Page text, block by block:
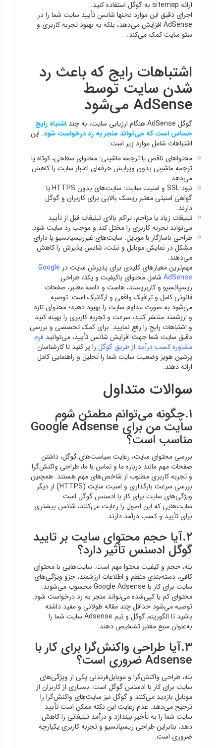
ارائه sitemap به گوگل استفاده کنید.
اجرای دقیق این موارد نه‌تنها شانس تأیید سایت شما را در
AdSense افزایش می‌دهد، بلکه به بهبود تجربه کاربری و
سئو سایت کمک می‌کند.
اشتباهات رایج که باعث رد
شدن سایت توسط
AdSense می‌شود
گوگل AdSense هنگام ارزیابی سایت، به چند
اشتباه رایج
حساس است که می‌تواند منجر به رد درخواست شود. این
اشتباهات شامل موارد زیر است:
محتواهای ناقص یا ترجمه ماشینی: محتوای سطحی، کوتاه یا
ترجمه ماشینی بدون ویرایش حرفه‌ای اعتبار سایت را کاهش
می‌دهد.
نبود SSL و امنیت سایت: سایت‌های بدون HTTPS یا
گواهی امنیتی معتبر ریسک بالایی برای کاربران و گوگل
دارند.
تبلیغات زیاد یا مزاحم: تراکم بالای تبلیغات قبل از تأیید
می‌تواند تجربه کاربری را مختل کند و موجب رد سایت شود.
طراحی ناسازگار با موبایل: سایت‌های غیرریسپانسیو یا دارای
مشکل در نمایش موبایل و تبلت، شانس پذیرش را کاهش
می‌دهند.
مهم‌ترین معیارهای کلیدی برای پذیرش سایت در Google
AdSense شامل محتوای باکیفیت و یکتا، طراحی
ریسپانسیو و کاربرپسند، هاست و دامنه معتبر، صفحات
قانونی کامل و ترافیک واقعی و ارگانیک است. توصیه
می‌شود به صورت مداوم سایت را بهبود دهید؛ محتوای تازه
و ارزشمند منتشر کنید، سرعت و تجربه کاربری را بهینه کنید
و اشتباهات رایج را رفع نمایید. برای کمک تخصصی و بررسی
دقیق سایت شما جهت افزایش شانس تأیید، می‌توانید فرم
مشاوره کسب درآمد از طریق گوگل را پر کنید تا کارشناسان
پرشین هویز وضعیت سایت شما را تحلیل و راهنمایی کامل
ارائه دهند.
سوالات متداول
۱.چگونه می‌توانم مطمئن شوم
سایت من برای Google Adsense
مناسب است؟
بررسی محتوای سایت، رعایت سیاست‌های گوگل، داشتن
صفحات مهم مانند درباره ما و تماس با ما، طراحی واکنش‌گرا
و تجربه کاربری مطلوب از شاخص‌های مهم هستند. همچنین
بررسی سرعت بارگذاری و امنیت سایت (HTTPS) از دیگر
ویژگی‌های سایت برای کار با ادسنس گوگل است.
سایت‌هایی که این اصول را رعایت می‌کنند، شانس بیشتری
برای تأیید و کسب درآمد دارند.
۲.آیا حجم محتوای سایت بر تایید
گوگل ادسنس تأثیر دارد؟
بله، حجم و کیفیت محتوا مهم است. سایت‌هایی با محتوای
کافی، دسته‌بندی منظم و اطلاعات ارزشمند، جزو ویژگی‌های
سایت برای کار با Google Adsense محسوب می‌شوند.
محتوای کم یا کپی‌شده می‌تواند منجر به رد درخواست شود.
توصیه می‌شود حداقل چند مقاله طولانی و مفید داشته
باشید تا الگوریتم گوگل و تیم Adsense سایت شما را
به‌عنوان منبع معتبر تشخیص دهند.
۳.آیا طراحی واکنش‌گرا برای کار با
Adsense ضروری است؟
بله، طراحی واکنش‌گرا و موبایل‌فرندلی یکی از ویژگی‌های
سایت برای کار با ادسنس گوگل است. بسیاری از کاربران از
موبایل بازدید می‌کنند و گوگل نیز سایت‌های واکنش‌گرا را
ترجیح می‌دهد. عدم رعایت این نکته ممکن است تأیید
سایت شما را به تأخیر بیندازد و درآمد تبلیغاتی را کاهش
دهد، بنابراین طراحی ریسپانسیو و تجربه کاربری یکپارچه
ضروری است.